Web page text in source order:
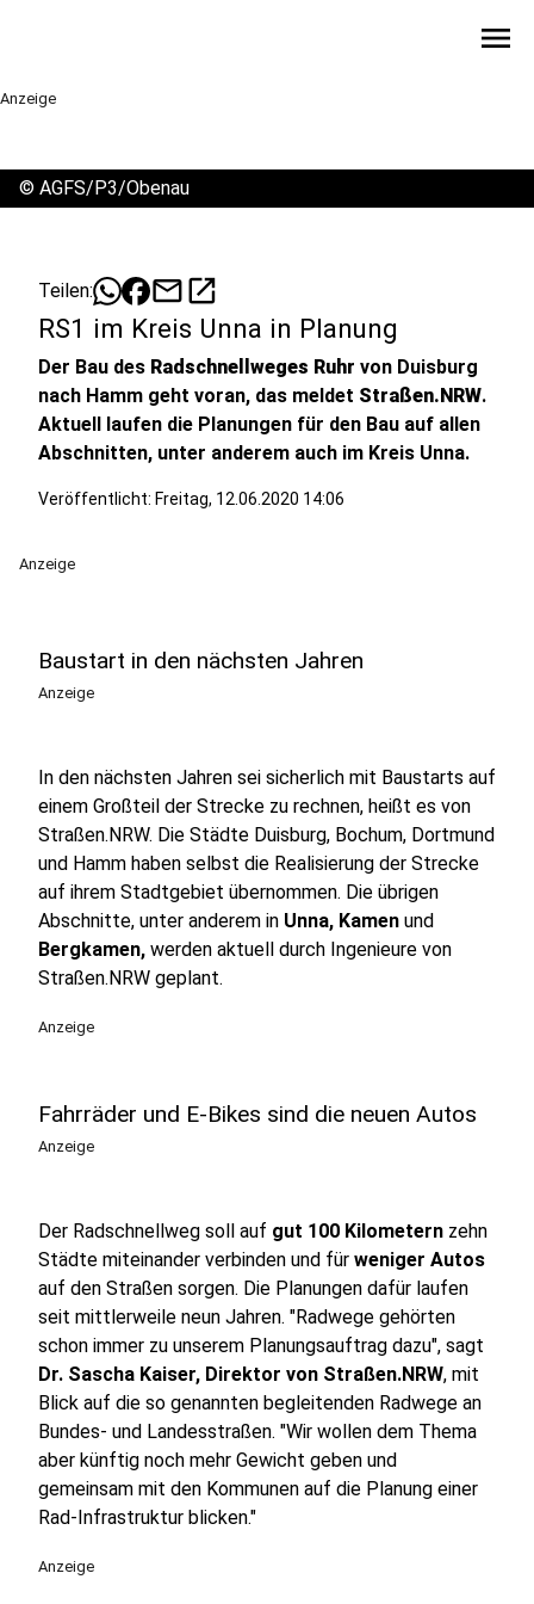
menu
Anzeige
© AGFS/P3/Obenau
Teilen: mailopen_in_new
RS1 im Kreis Unna in Planung
Der Bau des Radschnellweges Ruhr von Duisburg
nach Hamm geht voran, das meldet Straßen.NRW.
Aktuell laufen die Planungen für den Bau auf allen
Abschnitten, unter anderem auch im Kreis Unna.
Veröffentlicht: Freitag, 12.06.2020 14:06
Anzeige
Baustart in den nächsten Jahren
Anzeige
In den nächsten Jahren sei sicherlich mit Baustarts auf
einem Großteil der Strecke zu rechnen, heißt es von
Straßen.NRW. Die Städte Duisburg, Bochum, Dortmund
und Hamm haben selbst die Realisierung der Strecke
auf ihrem Stadtgebiet übernommen. Die übrigen
Abschnitte, unter anderem in Unna, Kamen und
Bergkamen, werden aktuell durch Ingenieure von
Straßen.NRW geplant.
Anzeige
Fahrräder und E-Bikes sind die neuen Autos
Anzeige
Der Radschnellweg soll auf gut 100 Kilometern zehn
Städte miteinander verbinden und für weniger Autos
auf den Straßen sorgen. Die Planungen dafür laufen
seit mittlerweile neun Jahren. "Radwege gehörten
schon immer zu unserem Planungsauftrag dazu", sagt
Dr. Sascha Kaiser, Direktor von Straßen.NRW, mit
Blick auf die so genannten begleitenden Radwege an
Bundes- und Landesstraßen. "Wir wollen dem Thema
aber künftig noch mehr Gewicht geben und
gemeinsam mit den Kommunen auf die Planung einer
Rad-Infrastruktur blicken."
Anzeige